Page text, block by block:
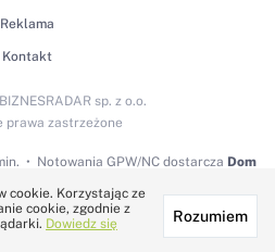
Reklama
Kontakt
Notowania GPW/NC dostarcza Dom
sp. z o.o.
prawa zastrzeżone
cookie. Korzystając ze
cookie, zgodnie z
Dowiedz się
Rozumiem